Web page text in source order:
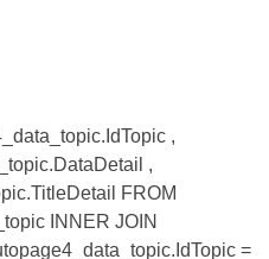
,
,
FROM
INNER JOIN
=